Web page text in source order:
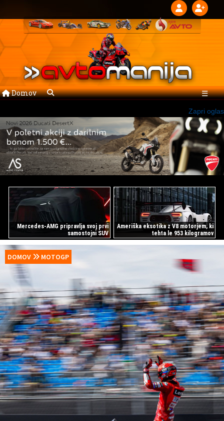
Domov ☰
Zapri oglas
Mercedes-AMG pripravlja svoj prvi
samostojni SUV
Ameriška eksotika z V8 motorjem, ki
tehta le 953 kilogramov
DOMOV MOTOGP